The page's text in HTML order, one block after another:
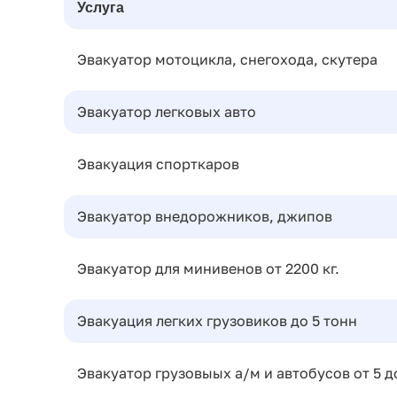
Услуга
Эвакуатор мотоцикла, снегохода, скутера
Эвакуатор легковых авто
Эвакуация спорткаров
Эвакуатор внедорожников, джипов
Эвакуатор для минивенов от 2200 кг.
Эвакуация легких грузовиков до 5 тонн
Эвакуатор грузовыых а/м и автобусов от 5